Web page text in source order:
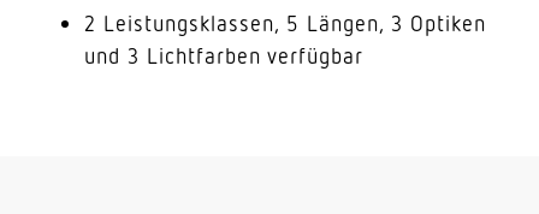
2 Leistungsklassen, 5 Längen, 3 Optiken
und 3 Lichtfarben verfügbar